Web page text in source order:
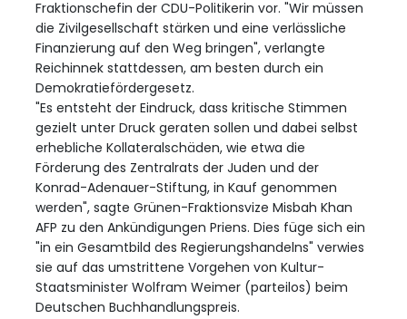
Fraktionschefin der CDU-Politikerin vor. "Wir müssen
die Zivilgesellschaft stärken und eine verlässliche
Finanzierung auf den Weg bringen", verlangte
Reichinnek stattdessen, am besten durch ein
Demokratiefördergesetz.
"Es entsteht der Eindruck, dass kritische Stimmen
gezielt unter Druck geraten sollen und dabei selbst
erhebliche Kollateralschäden, wie etwa die
Förderung des Zentralrats der Juden und der
Konrad-Adenauer-Stiftung, in Kauf genommen
werden", sagte Grünen-Fraktionsvize Misbah Khan
AFP zu den Ankündigungen Priens. Dies füge sich ein
"in ein Gesamtbild des Regierungshandelns" verwies
sie auf das umstrittene Vorgehen von Kultur-
Staatsminister Wolfram Weimer (parteilos) beim
Deutschen Buchhandlungspreis.